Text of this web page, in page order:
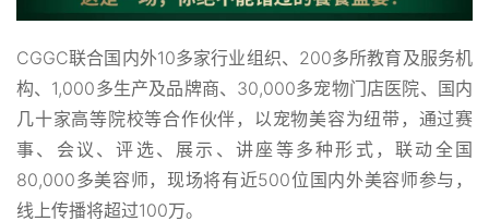
CGGC联合国内外10多家行业组织、200多所教育及服务机
构、1,000多生产及品牌商、30,000多宠物门店医院、国内
几十家高等院校等合作伙伴，以宠物美容为纽带，通过赛
事、会议、评选、展示、讲座等多种形式，联动全国
80,000多美容师，现场将有近500位国内外美容师参与，
线上传播将超过100万。